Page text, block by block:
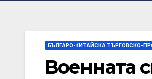
БЪЛГАРО-КИТАЙСКА ТЪРГОВСКО-
Военната